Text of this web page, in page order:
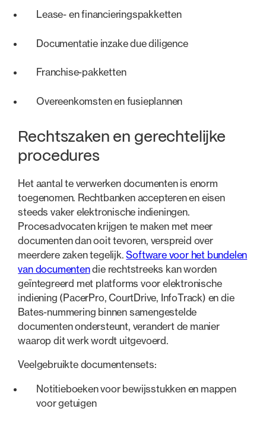
Lease- en financieringspakketten
Documentatie inzake due diligence
Franchise-pakketten
Overeenkomsten en fusieplannen
Rechtszaken en gerechtelijke
procedures
Het aantal te verwerken documenten is enorm
toegenomen. Rechtbanken accepteren en eisen
steeds vaker elektronische indieningen.
Procesadvocaten krijgen te maken met meer
documenten dan ooit tevoren, verspreid over
meerdere zaken tegelijk.Software voor het bundelen
van documentendie rechtstreeks kan worden
geïntegreerd met platforms voor elektronische
indiening (PacerPro, CourtDrive, InfoTrack) en die
Bates-nummering binnen samengestelde
documenten ondersteunt, verandert de manier
waarop dit werk wordt uitgevoerd.
Veelgebruikte documentensets:
Notitieboeken voor bewijsstukken en mappen
voor getuigen